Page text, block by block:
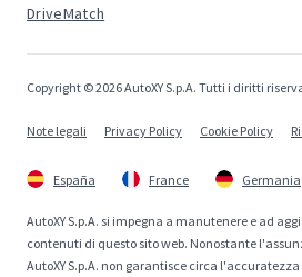
DriveMatch
Copyright © 2026 AutoXY S.p.A. Tutti i diritti
Note legali Privacy Policy Cookie Policy
España France Germania
AutoXY S.p.A. si impegna a manutenere e ad
contenuti di questo sito web. Nonostante
AutoXY S.p.A. non garantisce circa